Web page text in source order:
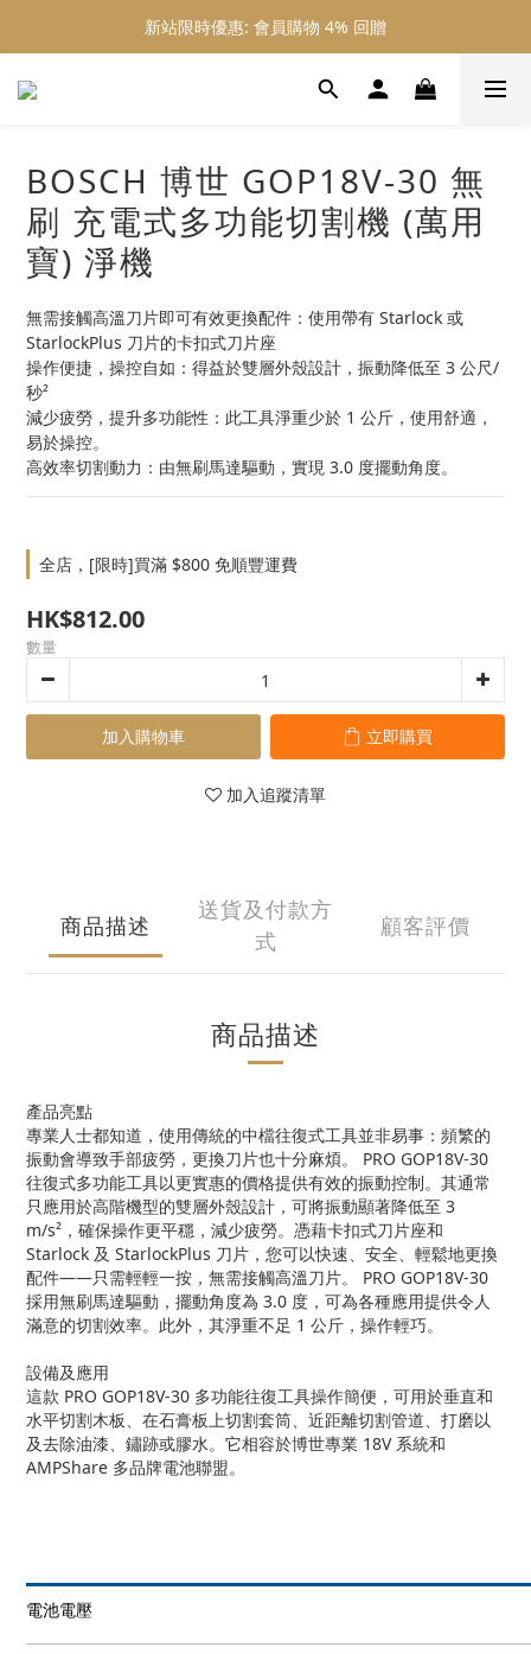
新站限時優惠: 會員購物 4% 回贈
新站限時優惠: 會員購物 4% 回贈
新站限時優惠: 滿 $800 順豐免運費
BOSCH 博世 GOP18V-30 無
刷 充電式多功能切割機 (萬用
寶) 淨機
無需接觸高溫刀片即可有效更換配件：使用帶有 Starlock 或
StarlockPlus 刀片的卡扣式刀片座
操作便捷，操控自如：得益於雙層外殼設計，振動降低至 3 公尺/
秒²
減少疲勞，提升多功能性：此工具淨重少於 1 公斤，使用舒適，
易於操控。
高效率切割動力：由無刷馬達驅動，實現 3.0 度擺動角度。
全店，[限時]買滿 $800 免順豐運費
HK$812.00
數量
加入購物車 立即購買
加入追蹤清單
商品描述
送貨及付款方
式
顧客評價
商品描述
產品亮點
專業人士都知道，使用傳統的中檔往復式工具並非易事：頻繁的
振動會導致手部疲勞，更換刀片也十分麻煩。 PRO GOP18V-30
往復式多功能工具以更實惠的價格提供有效的振動控制。其通常
只應用於高階機型的雙層外殼設計，可將振動顯著降低至 3
m/s²，確保操作更平穩，減少疲勞。憑藉卡扣式刀片座和
Starlock 及 StarlockPlus 刀片，您可以快速、安全、輕鬆地更換
配件——只需輕輕一按，無需接觸高溫刀片。 PRO GOP18V-30
採用無刷馬達驅動，擺動角度為 3.0 度，可為各種應用提供令人
滿意的切割效率。此外，其淨重不足 1 公斤，操作輕巧。
設備及應用
這款 PRO GOP18V-30 多功能往復工具操作簡便，可用於垂直和
水平切割木板、在石膏板上切割套筒、近距離切割管道、打磨以
及去除油漆、鏽跡或膠水。它相容於博世專業 18V 系統和
AMPShare 多品牌電池聯盟。
電池電壓